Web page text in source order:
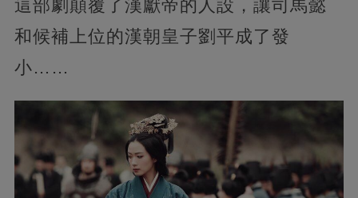
這部劇顛覆了漢獻帝的人設，讓司馬懿
和候補上位的漢朝皇子劉平成了發
小……